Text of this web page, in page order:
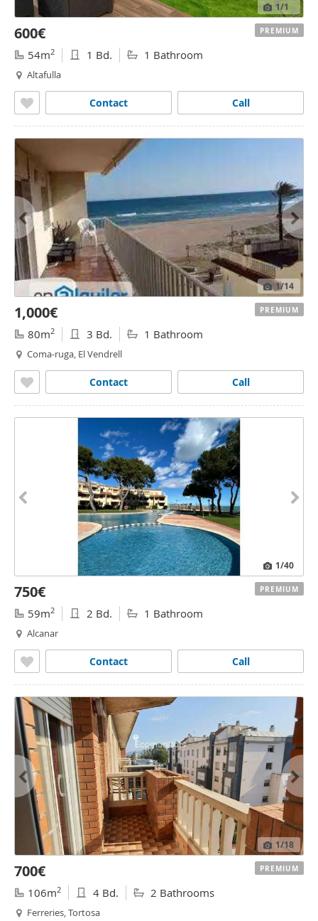
1/1
600€
54m2 1 Bd. 1 Bathroom
Altafulla
Call
Contact
PREMIUM
1/14
1,000€
80m2 3 Bd. 1 Bathroom
Coma-ruga, El Vendrell
Call
Contact
PREMIUM
1/40
750€
59m2 2 Bd. 1 Bathroom
Alcanar
Call
Contact
PREMIUM
1/18
700€
106m2 4 Bd. 2 Bathrooms
Ferreries, Tortosa
PREMIUM